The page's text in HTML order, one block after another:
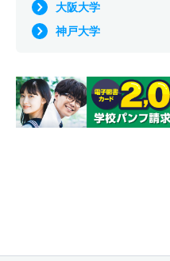
大阪大学
神戸大学